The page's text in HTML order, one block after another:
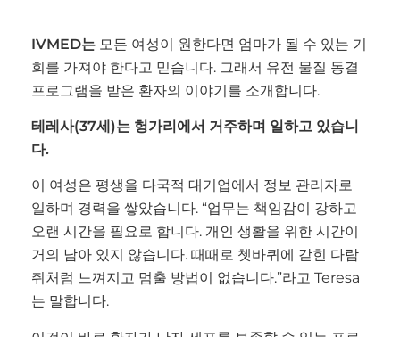
IVMED는 모든 여성이 원한다면 엄마가 될 수 있는 기
회를 가져야 한다고 믿습니다. 그래서 유전 물질 동결
프로그램을 받은 환자의 이야기를 소개합니다.
테레사(37세)는 헝가리에서 거주하며 일하고 있습니
다.
이 여성은 평생을 다국적 대기업에서 정보 관리자로
일하며 경력을 쌓았습니다. “업무는 책임감이 강하고
오랜 시간을 필요로 합니다. 개인 생활을 위한 시간이
거의 남아 있지 않습니다. 때때로 쳇바퀴에 갇힌 다람
쥐처럼 느껴지고 멈출 방법이 없습니다.”라고 Teresa
는 말합니다.